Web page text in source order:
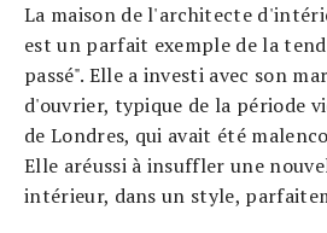
La maison de l'architecte
est un parfait exemple de la
passé". Elle a investi avec son
d'ouvrier, typique de la période
de Londres, qui avait été
Elle aréussi à insuffler une
intérieur, dans un style,